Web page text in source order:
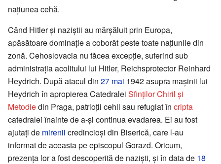
națiunea cehă.
Când Hitler și naziștii au mărșăluit prin Europa,
apăsătoare dominație a coborât peste toate națiunile din
zonă. Cehoslovacia nu făcea excepție, suferind sub
administrația acolitului lui Hitler, Reichsprotector Reinhard
Heydrich. După atacul din 27 mai 1942 asupra mașinii lui
Heydrich în apropierea Catedralei Sfinților Chiril și
Metodiedin Praga, patrioții cehii sau refugiat în cripta
catedralei înainte de a-și continua evadarea. Ei au fost
ajutați de mirenii credincioși din Biserică, care l-au
informat de aceasta pe episcopul Gorazd. Oricum,
prezența lor a fost descoperită de naziști, și în data de 18